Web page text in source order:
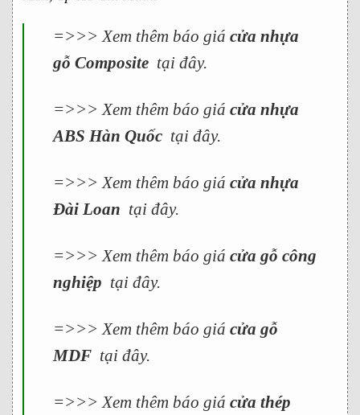
=>>> Xem thêm báo giá cửa nhựa
gỗ Composite tại đây.
=>>> Xem thêm báo giá cửa nhựa
ABS Hàn Quốc tại đây.
=>>> Xem thêm báo giá cửa nhựa
Đài Loan tại đây.
=>>> Xem thêm báo giá cửa gỗ công
nghiệp tại đây.
=>>> Xem thêm báo giá cửa gỗ
MDF tại đây.
=>>> Xem thêm báo giá cửa thép